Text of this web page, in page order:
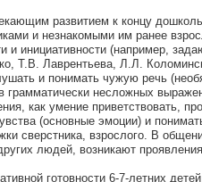
развитием к концу
и незнакомыми им ранее
и инициативности (например,
Т.В. Лаврентьева, Л.Л.
и понимать чужую речь
несложных
как умение приветствовать,
(основные эмоции) и
сверстника, взрослого. В
людей, возникают
готовности 6-7-летних